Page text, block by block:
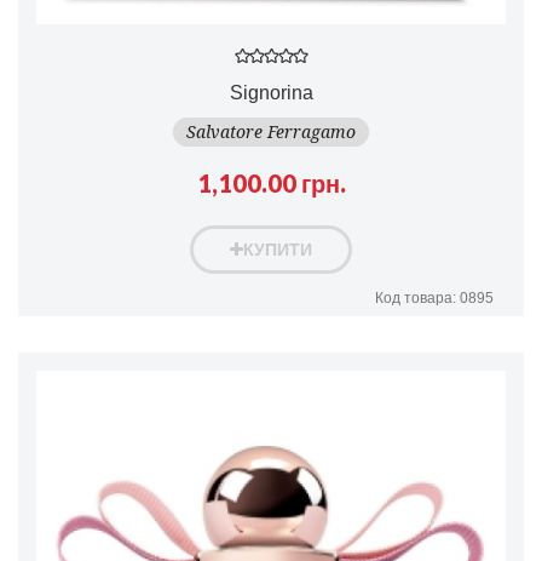
Signorina
Salvatore Ferragamo
1,100.00 грн.
КУПИТИ
Код товара: 0895